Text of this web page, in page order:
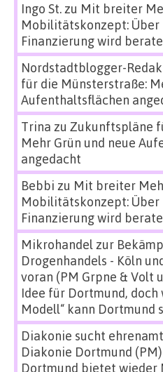
Ingo St.zu Mit breiter
Mobilitätskonzept:
Finanzierung wird
Nordstadtblogger-
für die Münsterstraße:
Aufenthaltsflächen
Trina zu Zukunftspläne
Mehr Grün und neue
angedacht
Bebbi zu Mit breiter
Mobilitätskonzept:
Finanzierung wird
Mikrohandel zur
Drogenhandels - Köln
voran (PM Grpne & Volt
Idee für Dortmund, doch
Modell“ kann Dortmund
Diakonie sucht
Diakonie Dortmund (PM)
Dortmund bietet wieder